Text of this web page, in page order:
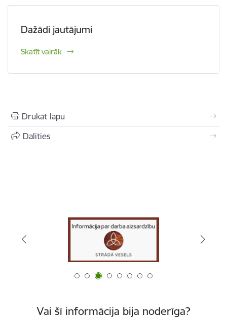
Dažādi jautājumi
Skatīt vairāk
Drukāt lapu
Dalīties
Vai šī informācija bija noderīga?